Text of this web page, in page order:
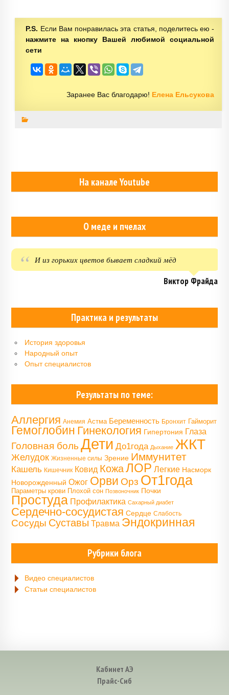
P.S. Если Вам понравилась эта статья, поделитесь ею -
нажмите на кнопку Вашей любимой социальной
сети
Заранее Вас благодарю! Елена Ельсукова
На канале Youtube
О меде и пчелах
И из горьких цветов бывает сладкий мёд
Виктор Фрайда
Практика и результаты
История здоровья
Народный опыт
Опыт специалистов
Результаты по теме:
Аллергия Анемия Астма Беременность Бронхит Гайморит
Гемоглобин Гинекология Гипертония Глаза
Головная боль Дети До1года Дыхание ЖКТ
Желудок Жизненные силы Зрение Иммунитет
Кашель Кишечник Ковид Кожа ЛОР Легкие Насморк
Новорожденный Ожог Орви Орз От1года
Параметры крови Плохой сон Позвоночник Почки
Простуда Профилактика Сахарный диабет
Сердечно-сосудистая Сердце Слабость
Сосуды Суставы Травма Эндокринная
Рубрики блога
Видео специалистов
Статьи специалистов
Кабинет АЭ
Прайс-Сиб